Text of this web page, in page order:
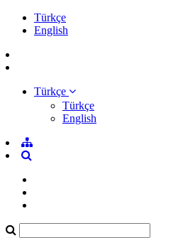
Türkçe
English
Türkçe
Türkçe
English